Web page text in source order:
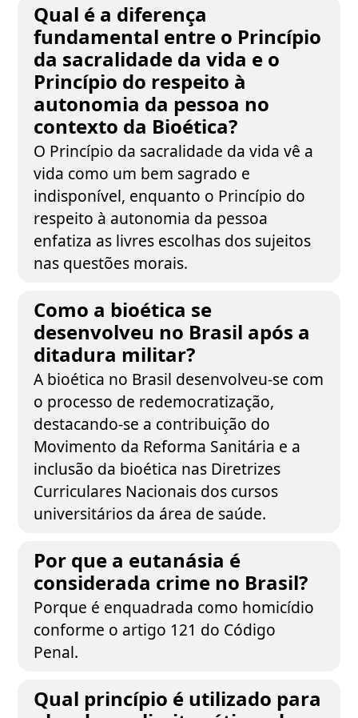
Qual é a diferença
fundamental entre o Princípio
da sacralidade da vida e o
Princípio do respeito à
autonomia da pessoa no
contexto da Bioética?
O Princípio da sacralidade da vida vê a
vida como um bem sagrado e
indisponível, enquanto o Princípio do
respeito à autonomia da pessoa
enfatiza as livres escolhas dos sujeitos
nas questões morais.
Como a bioética se
desenvolveu no Brasil após a
ditadura militar?
A bioética no Brasil desenvolveu-se com
o processo de redemocratização,
destacando-se a contribuição do
Movimento da Reforma Sanitária e a
inclusão da bioética nas Diretrizes
Curriculares Nacionais dos cursos
universitários da área de saúde.
Por que a eutanásia é
considerada crime no Brasil?
Porque é enquadrada como homicídio
conforme o artigo 121 do Código
Penal.
Qual princípio é utilizado para